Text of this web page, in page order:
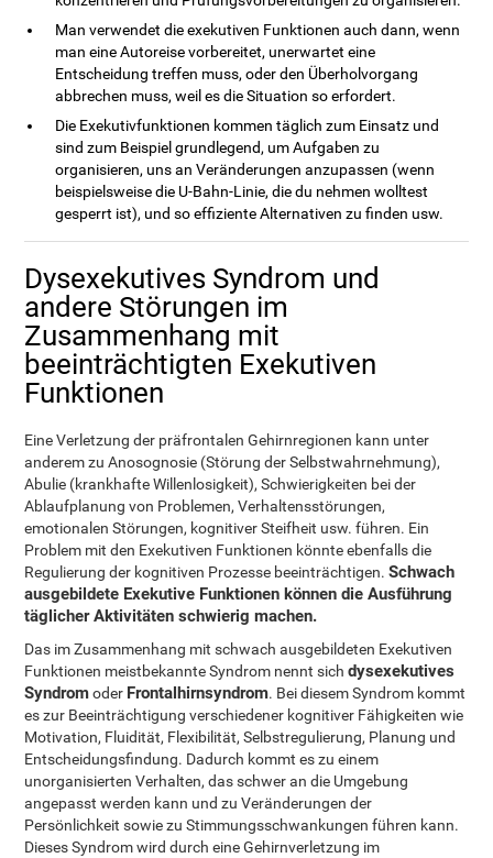
Man verwendet die exekutiven Funktionen auch dann, wenn
man eine Autoreise vorbereitet, unerwartet eine
Entscheidung treffen muss, oder den Überholvorgang
abbrechen muss, weil es die Situation so erfordert.
Die Exekutivfunktionen kommen täglich zum Einsatz und
sind zum Beispiel grundlegend, um Aufgaben zu
organisieren, uns an Veränderungen anzupassen (wenn
beispielsweise die U-Bahn-Linie, die du nehmen wolltest
gesperrt ist), und so effiziente Alternativen zu finden usw.
Dysexekutives Syndrom und
andere Störungen im
Zusammenhang mit
beeinträchtigten Exekutiven
Funktionen
Eine Verletzung der präfrontalen Gehirnregionen kann unter
anderem zu Anosognosie (Störung der Selbstwahrnehmung),
Abulie (krankhafte Willenlosigkeit), Schwierigkeiten bei der
Ablaufplanung von Problemen, Verhaltensstörungen,
emotionalen Störungen, kognitiver Steifheit usw. führen. Ein
Problem mit den Exekutiven Funktionen könnte ebenfalls die
Regulierung der kognitiven Prozesse beeinträchtigen.Schwach
ausgebildete Exekutive Funktionen können die Ausführung
täglicher Aktivitäten schwierig machen.
Das im Zusammenhang mit schwach ausgebildeten Exekutiven
Funktionen meistbekannte Syndrom nennt sichdysexekutives
Syndromoder Frontalhirnsyndrom. Bei diesem Syndrom kommt
es zur Beeinträchtigung verschiedener kognitiver Fähigkeiten wie
Motivation, Fluidität, Flexibilität, Selbstregulierung, Planung und
Entscheidungsfindung. Dadurch kommt es zu einem
unorganisierten Verhalten, das schwer an die Umgebung
angepasst werden kann und zu Veränderungen der
Persönlichkeit sowie zu Stimmungsschwankungen führen kann.
Dieses Syndrom wird durch eine Gehirnverletzung im